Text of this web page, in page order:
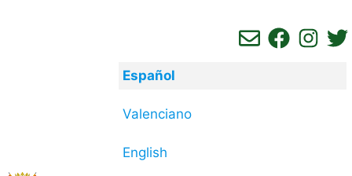
Español
Valenciano
English